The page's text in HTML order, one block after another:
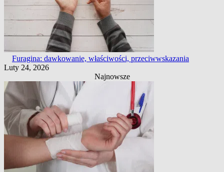
Furagina: dawkowanie, właściwości, przeciwwskazania
Luty 24, 2026
Najnowsze